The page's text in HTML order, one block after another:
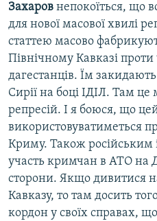
Захаров непокоїться, що
для нової масової хвилі
статтею масово
Північному Кавказі проти
дагестанців. Їм
Сирії на боці ІДІЛ. Там
репресій. І я боюся, що
використовуватиметься
Криму. Також російським
участь кримчан в АТО на
сторони. Якщо дивитися
Кавказу, то там досить
кордон у своїх справах,